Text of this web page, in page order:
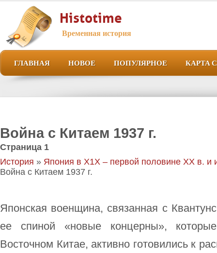
Histotime
Временная история
ГЛАВНАЯ НОВОЕ ПОПУЛЯРНОЕ КАРТА
Война с Китаем 1937 г.
Страница 1
История » Япония в Х1Х – первой половине ХХ в. и
Война с Китаем 1937 г.
Японская военщина, связанная с
ее спиной «новые концерны»,
Восточном Китае, активно готовились к